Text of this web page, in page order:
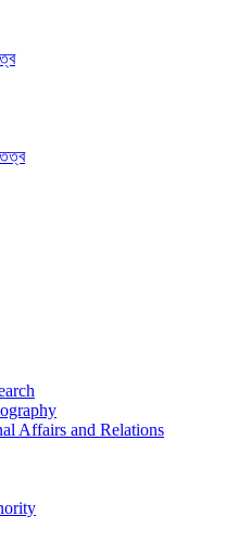
Affairs and Relations